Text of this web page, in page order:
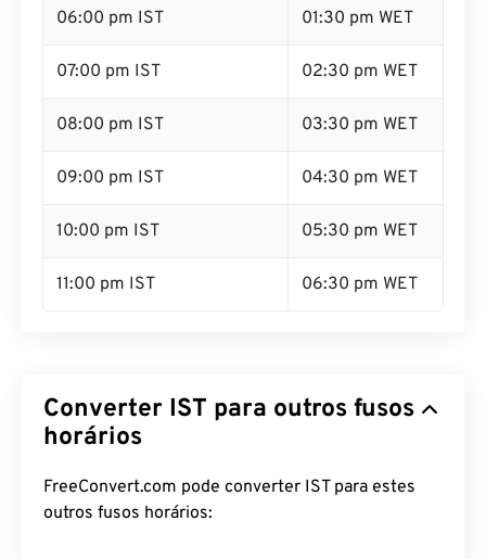
06:00 pm IST 01:30 pm WET
07:00 pm IST 02:30 pm WET
08:00 pm IST 03:30 pm WET
09:00 pm IST 04:30 pm WET
10:00 pm IST 05:30 pm WET
11:00 pm IST 06:30 pm WET
Converter IST para outros fusos
horários
FreeConvert.com pode converter IST para estes
outros fusos horários: